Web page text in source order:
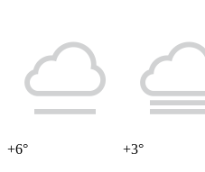
+6° +3°